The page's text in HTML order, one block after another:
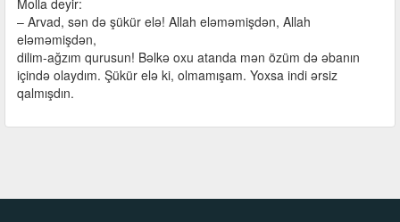
– Arvad, sən də şükür elə! Allah eləməmişdən, Allah
eləməmişdən,
dilim-ağzım qurusun! Bəlkə oxu atanda mən özüm də əbanın
içində olaydım. Şükür elə ki, olmamışam. Yoxsa indi ərsiz
qalmışdın.